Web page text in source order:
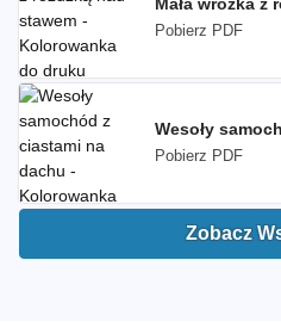
Pobierz PDF
Wesoły
Pobierz PDF
Zobacz